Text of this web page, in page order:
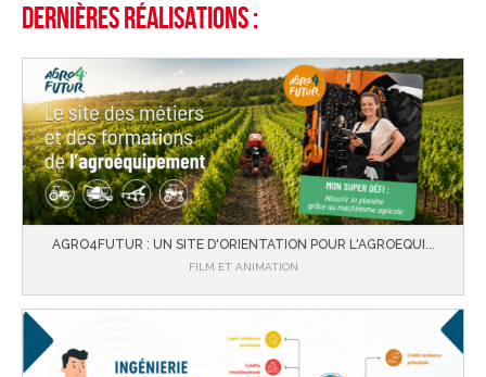
Dernières réalisations :
AGRO4FUTUR : UN SITE D'ORIENTATION POUR L'AGROEQUI...
FILM ET ANIMATION